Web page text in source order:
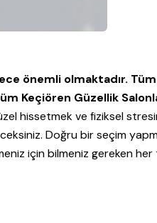
önemli olmaktadır.
Keçiören Güzellik
hissetmek ve fiziksel
Doğru bir seçim
için bilmeniz gereken